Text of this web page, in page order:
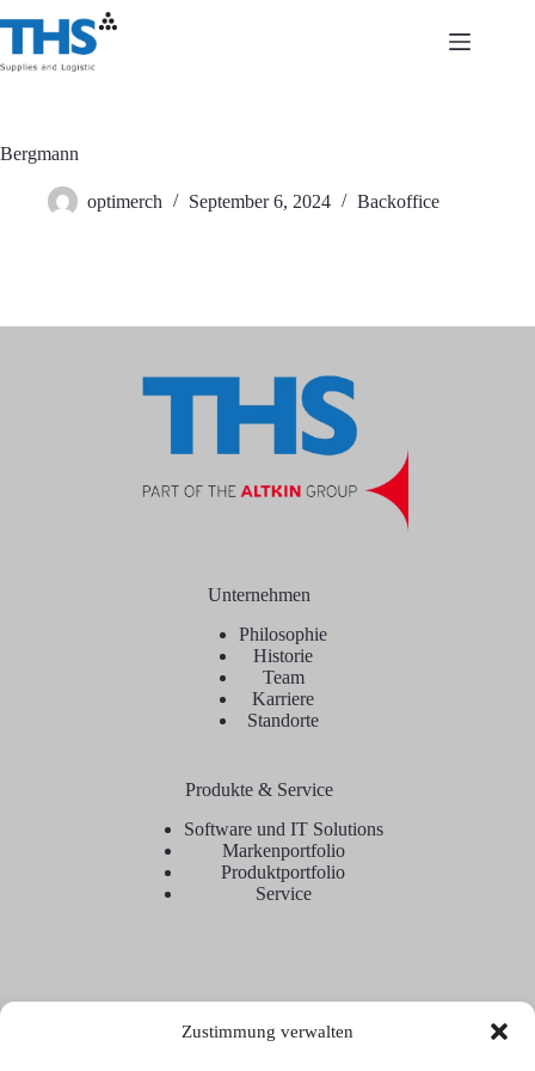
Zustimmung verwalten
Inhalt
springen
Bergmann
optimerch September 6, 2024 Backoffice
Unternehmen
Philosophie
Historie
Team
Karriere
Standorte
Produkte & Service
Software und IT Solutions
Markenportfolio
Produktportfolio
Service